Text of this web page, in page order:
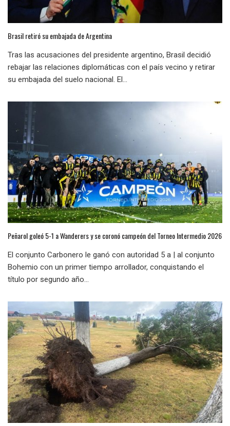
Brasil retiró su embajada de Argentina
Tras las acusaciones del presidente argentino, Brasil decidió
rebajar las relaciones diplomáticas con el país vecino y retirar
su embajada del suelo nacional. El...
Peñarol goleó 5-1 a Wanderers y se coronó campeón del Torneo Intermedio 2026
El conjunto Carbonero le ganó con autoridad 5 a | al conjunto
Bohemio con un primer tiempo arrollador, conquistando el
título por segundo año...